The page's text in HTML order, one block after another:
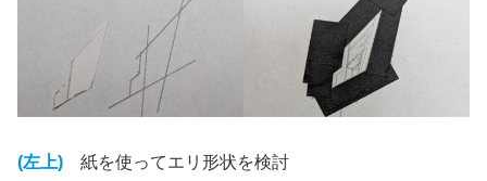
(左上) 紙を使ってエリ形状を検討